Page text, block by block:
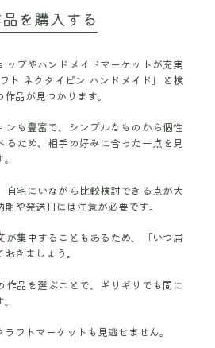
を購入する
ップやハンドメイドマーケットが充実
ト ネクタイピン ハンドメイド」と検
品が見つかります。
ンも豊富で、シンプルなものから個性
るため、相手の好みに合った一点を見
自宅にいながら比較検討できる点が大
や発送日には注意が必要です。
が集中することもあるため、「いつ届
きましょう。
作品を選ぶことで、ギリギリでも間に
フトマーケットも見逃せません。